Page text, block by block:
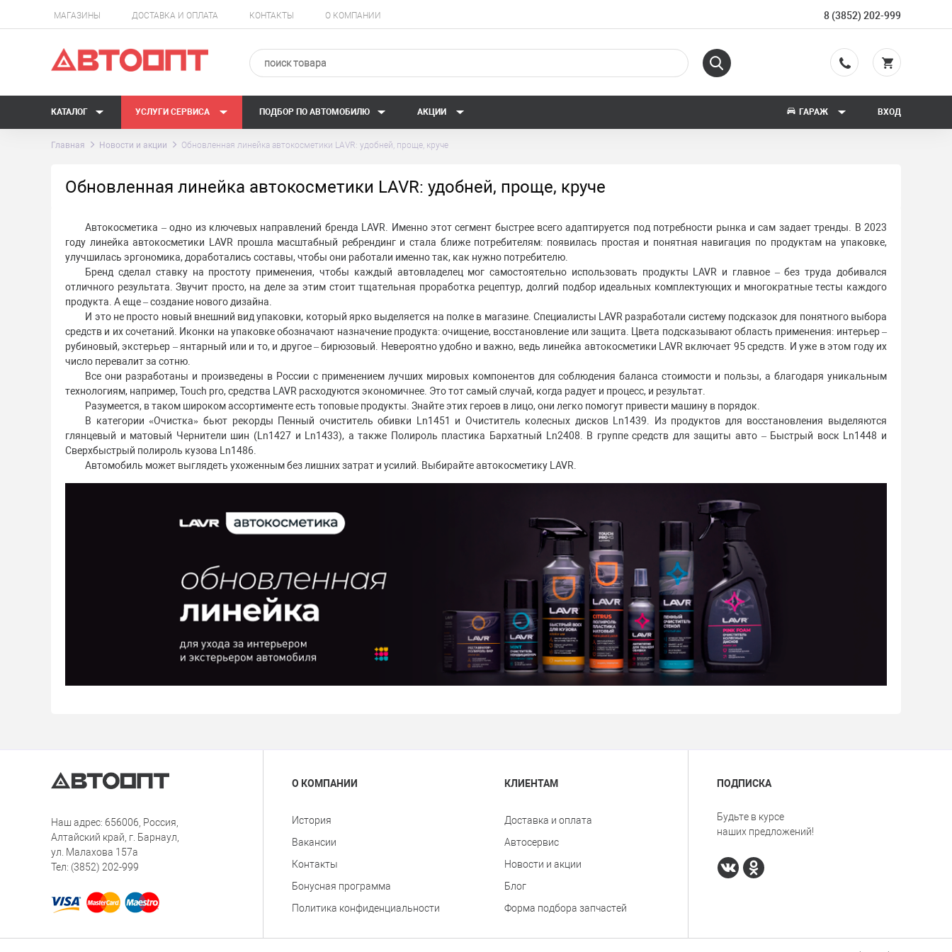
МАГАЗИНЫ ДОСТАВКА И ОПЛАТА КОНТАКТЫ О КОМПАНИИ 8 (3852) 202-999
КАТАЛОГ УСЛУГИ СЕРВИСА ПОДБОР ПО АВТОМОБИЛЮ АКЦИИ ГАРАЖ ВХОД
Главная Новости и акции Обновленная линейка автокосметики LAVR: удобней, проще, круче
Обновленная линейка автокосметики LAVR: удобней, проще, круче
Автокосметика – одно из ключевых направлений бренда LAVR. Именно этот сегмент быстрее всего адаптируется под потребности рынка и сам задает тренды. В 2023
году линейка автокосметики LAVR прошла масштабный ребрендинг и стала ближе потребителям: появилась простая и понятная навигация по продуктам на упаковке,
улучшилась эргономика, доработались составы, чтобы они работали именно так, как нужно потребителю.
Бренд сделал ставку на простоту применения, чтобы каждый автовладелец мог самостоятельно использовать продукты LAVR и главное – без труда добивался
отличного результата. Звучит просто, на деле за этим стоит тщательная проработка рецептур, долгий подбор идеальных комплектующих и многократные тесты каждого
продукта. А еще – создание нового дизайна.
И это не просто новый внешний вид упаковки, который ярко выделяется на полке в магазине. Специалисты LAVR разработали систему подсказок для понятного выбора
средств и их сочетаний. Иконки на упаковке обозначают назначение продукта: очищение, восстановление или защита. Цвета подсказывают область применения: интерьер –
рубиновый, экстерьер – янтарный или и то, и другое – бирюзовый. Невероятно удобно и важно, ведь линейка автокосметики LAVR включает 95 средств. И уже в этом году их
число перевалит за сотню.
Все они разработаны и произведены в России с применением лучших мировых компонентов для соблюдения баланса стоимости и пользы, а благодаря уникальным
технологиям, например, Touch pro, средства LAVR расходуются экономичнее. Это тот самый случай, когда радует и процесс, и результат.
Разумеется, в таком широком ассортименте есть топовые продукты. Знайте этих героев в лицо, они легко помогут привести машину в порядок.
В категории «Очистка» бьют рекорды Пенный очиститель обивки Ln1451 и Очиститель колесных дисков Ln1439. Из продуктов для восстановления выделяются
глянцевый и матовый Чернители шин (Ln1427 и Ln1433), а также Полироль пластика Бархатный Ln2408. В группе средств для защиты авто – Быстрый воск Ln1448 и
Сверхбыстрый полироль кузова Ln1486.
Автомобиль может выглядеть ухоженным без лишних затрат и усилий. Выбирайте автокосметику LAVR.
Наш адрес: 656006, Россия,
Алтайский край, г. Барнаул,
ул. Малахова 157а
Тел: (3852) 202-999
О КОМПАНИИ
История
Вакансии
Контакты
Бонусная программа
Политика конфиденциальности
КЛИЕНТАМ
Доставка и оплата
Автосервис
Новости и акции
Блог
Форма подбора запчастей
ПОДПИСКА
Будьте в курсе
наших предложений!